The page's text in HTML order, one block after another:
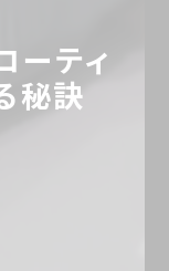
ーティ
秘訣